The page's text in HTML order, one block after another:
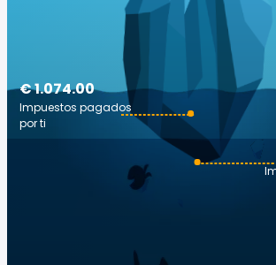
€ 1.074.00
Impuestos pagados
por ti